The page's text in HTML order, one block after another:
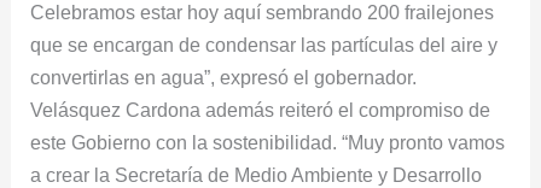
Celebramos estar hoy aquí sembrando 200 frailejones
que se encargan de condensar las partículas del aire y
convertirlas en agua”, expresó el gobernador.
Velásquez Cardona además reiteró el compromiso de
este Gobierno con la sostenibilidad. “Muy pronto vamos
a crear la Secretaría de Medio Ambiente y Desarrollo